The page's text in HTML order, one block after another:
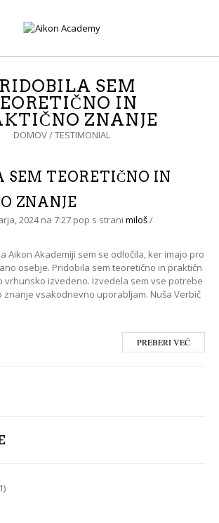
SEM
IN
ZNANJE
DOMOV/TESTIMONIAL
SEM TEORETIČNO IN
ZNANJE
2024na 7:27 pop s strani miloš/
Aikon Akademiji sem se odločila, ker imajo pro
osebje. Pridobila sem teoretično in praktičn
vrhunsko izvedeno. Izvedela sem vse potrebe
znanje vsakodnevno uporabljam. Nuša Verbič
PREBERI VEČ